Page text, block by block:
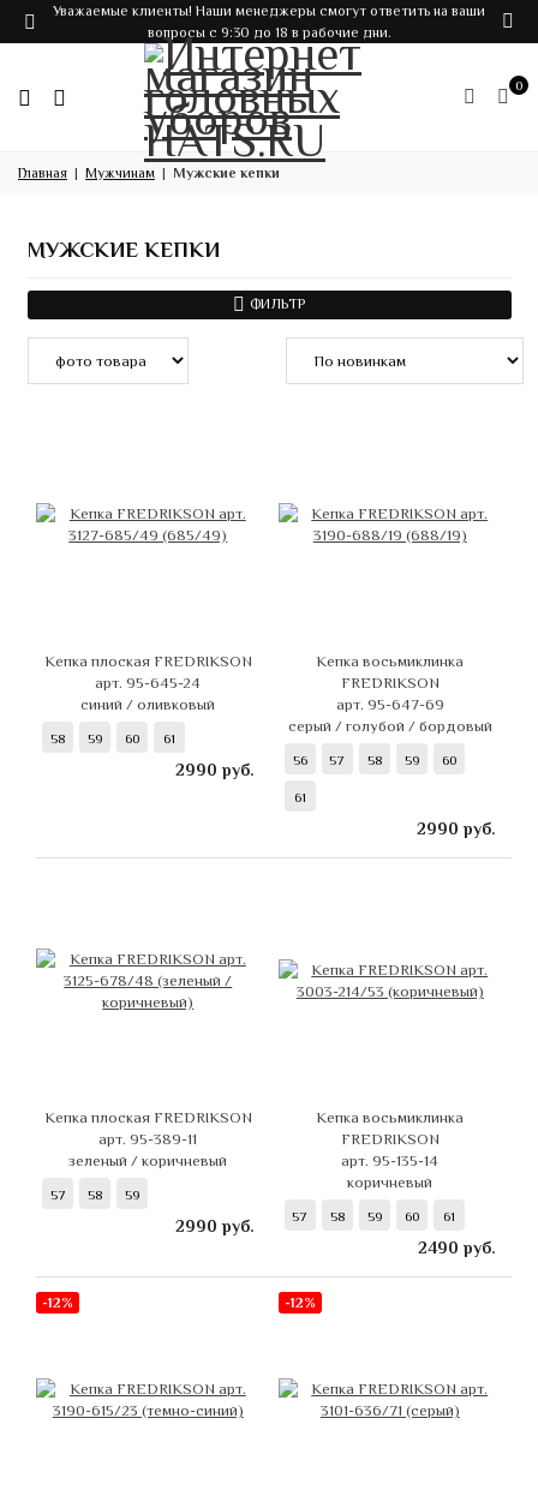
Уважаемые клиенты! Наши менеджеры смогут ответить на ваши
вопросы с 9:30 до 18 в рабочие дни.
0
Главная Мужчинам Мужские кепки
МУЖСКИЕ КЕПКИ
ФИЛЬТР
Кепка плоская FREDRIKSON
арт. 95-645-24
синий / оливковый
58 59 60 61
2990 руб.
Кепка восьмиклинка
FREDRIKSON
арт. 95-647-69
серый / голубой / бордовый
56 57 58 59 60
61
2990 руб.
Кепка плоская FREDRIKSON
арт. 95-389-11
зеленый / коричневый
57 58 59
2990 руб.
Кепка восьмиклинка
FREDRIKSON
арт. 95-135-14
коричневый
57 58 59 60 61
2490 руб.
-12% -12%